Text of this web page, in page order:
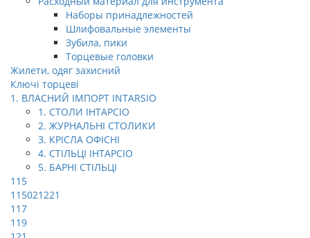
Наборы принадлежностей
Шлифовальные элементы
Зубила, пики
Торцевые головки
Жилети, одяг захисний
Ключі торцеві
1. ВЛАСНИЙ ІМПОРТ INTARSIO
1. СТОЛИ ІНТАРСІО
2. ЖУРНАЛЬНІ СТОЛИКИ
3. КРІСЛА ОФІСНІ
4. СТІЛЬЦІ ІНТАРСІО
5. БАРНІ СТІЛЬЦІ
115
115021221
117
119